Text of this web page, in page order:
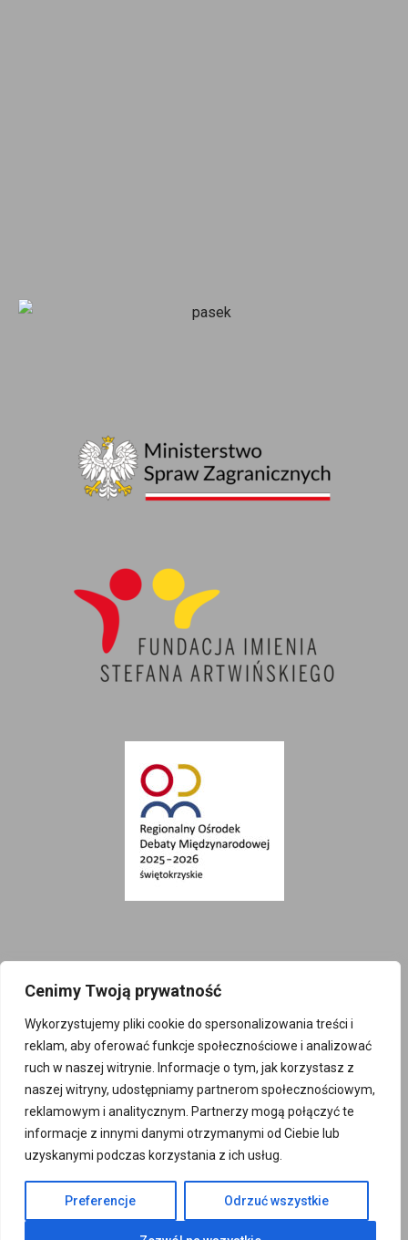
Cenimy Twoją prywatność
Wykorzystujemy pliki cookie do spersonalizowania treści i
reklam, aby oferować funkcje społecznościowe i analizować
ruch w naszej witrynie. Informacje o tym, jak korzystasz z
naszej witryny, udostępniamy partnerom społecznościowym,
reklamowym i analitycznym. Partnerzy mogą połączyć te
informacje z innymi danymi otrzymanymi od Ciebie lub
uzyskanymi podczas korzystania z ich usług.
Preferencje Odrzuć wszystkie
Projekt finansowany z budżetu Państwa w
ramach konkursu Ministra Spraw
Zagranicznych RP „Regionalny Ośrodek Debaty
Międzynarodowej 2025-2026”
© 2025
sempc